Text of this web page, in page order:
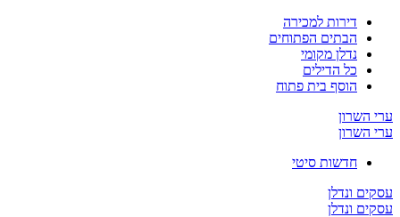
דירות למכירה
הבתים הפתוחים
נדלן מקומי
כל הדילים
הוסף בית פתוח
השרון
השרון
חדשות סיטי
ונדלן
ונדלן